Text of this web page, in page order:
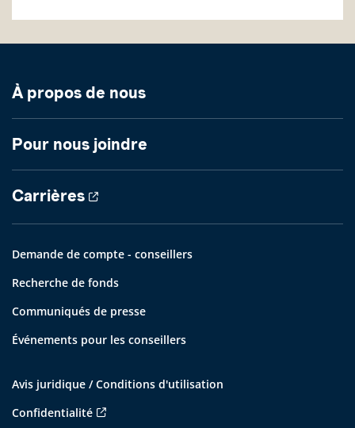
À propos de nous
Pour nous joindre
Carrières
Demande de compte - conseillers
Recherche de fonds
Communiqués de presse
Événements pour les conseillers
Avis juridique / Conditions d'utilisation
Confidentialité